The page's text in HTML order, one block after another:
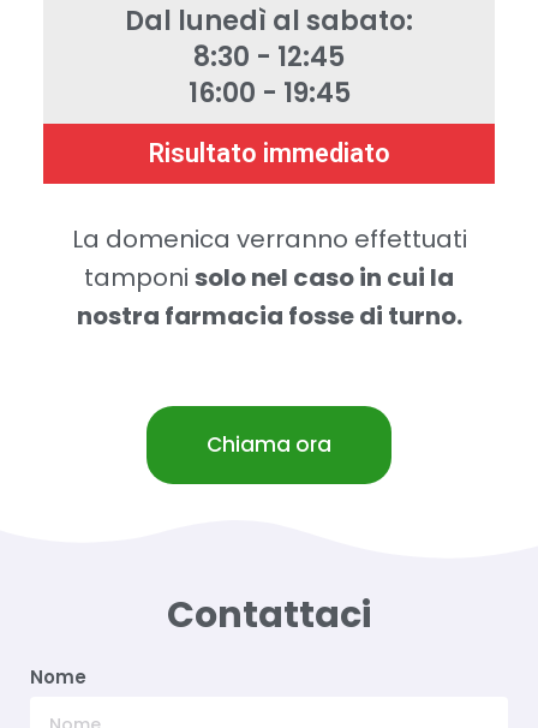
Dal lunedì al sabato:
8:30 - 12:45
16:00 - 19:45
Risultato immediato
La domenica verranno effettuati
tamponi solo nel caso in cui la
nostra farmacia fosse di turno.
Chiama ora
Contattaci
Nome